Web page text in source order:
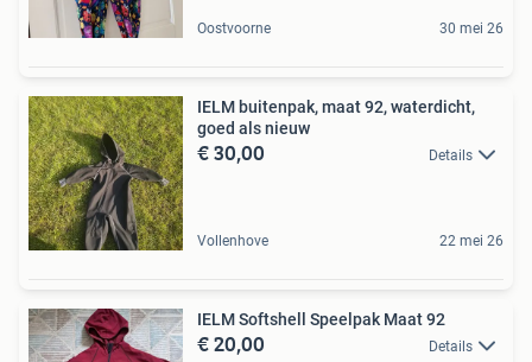
Oostvoorne 30 mei 26
IELM buitenpak, maat 92, waterdicht,
goed als nieuw
€ 30,00 Details
Vollenhove 22 mei 26
IELM Softshell Speelpak Maat 92
€ 20,00 Details